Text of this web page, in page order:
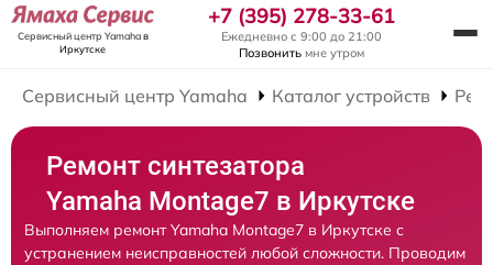
Сервисный центр Yamahaв
Иркутске
+7 (395) 278-33-61
Ежедневно с 9:00 до 21:00
Позвонить мне утром
Сервисный центр Yamaha Каталог устройств
Ремонт синтезатора
Yamaha Montage7 в Иркутске
Выполняем ремонт Yamaha Montage7 в Иркутске с
устранением неисправностей любой сложности. Проводим